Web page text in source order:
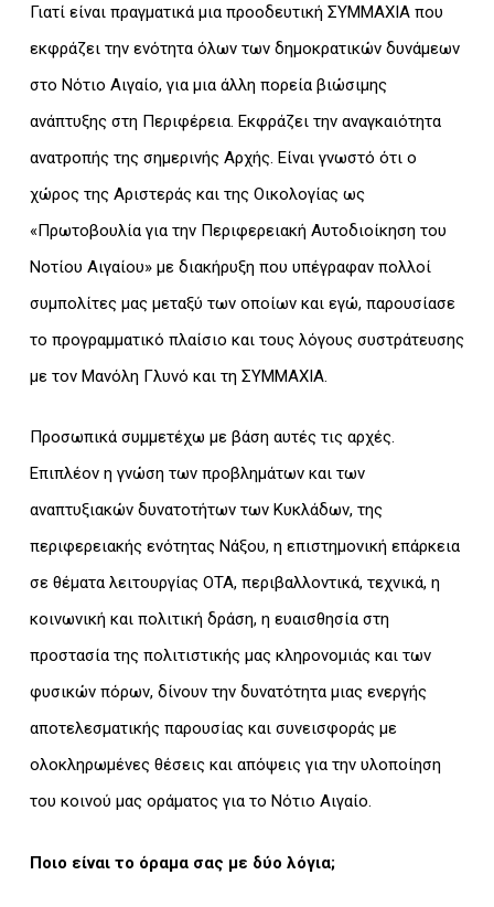
Γιατί είναι πραγματικά μια προοδευτική ΣΥΜΜΑΧΙΑ που
εκφράζει την ενότητα όλων των δημοκρατικών δυνάμεων
στο Νότιο Αιγαίο, για μια άλλη πορεία βιώσιμης
ανάπτυξης στη Περιφέρεια. Εκφράζει την αναγκαιότητα
ανατροπής της σημερινής Αρχής. Είναι γνωστό ότι ο
χώρος της Αριστεράς και της Οικολογίας ως
«Πρωτοβουλία για την Περιφερειακή Αυτοδιοίκηση του
Νοτίου Αιγαίου» με διακήρυξη που υπέγραφαν πολλοί
συμπολίτες μας μεταξύ των οποίων και εγώ, παρουσίασε
το προγραμματικό πλαίσιο και τους λόγους συστράτευσης
με τον Μανόλη Γλυνό και τη ΣΥΜΜΑΧΙΑ.
Προσωπικά συμμετέχω με βάση αυτές τις αρχές.
Επιπλέον η γνώση των προβλημάτων και των
αναπτυξιακών δυνατοτήτων των Κυκλάδων, της
περιφερειακής ενότητας Νάξου, η επιστημονική επάρκεια
σε θέματα λειτουργίας ΟΤΑ, περιβαλλοντικά, τεχνικά, η
κοινωνική και πολιτική δράση, η ευαισθησία στη
προστασία της πολιτιστικής μας κληρονομιάς και των
φυσικών πόρων, δίνουν την δυνατότητα μιας ενεργής
αποτελεσματικής παρουσίας και συνεισφοράς με
ολοκληρωμένες θέσεις και απόψεις για την υλοποίηση
του κοινού μας οράματος για το Νότιο Αιγαίο.
Ποιο είναι το όραμα σας με δύο λόγια;